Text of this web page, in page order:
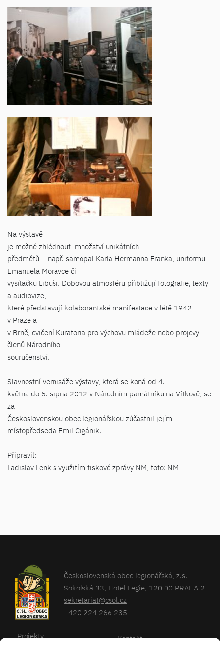
Na výstavě
je možné zhlédnout množství unikátních
předmětů – např. samopal Karla Hermanna Franka, uniformu
Emanuela Moravce či
vysílačku Libuši. Dobovou atmosféru přibližují fotografie, texty
a audiovize,
které představují kolaborantské manifestace v létě 1942
v Praze a
v Brně, cvičení Kuratoria pro výchovu mládeže nebo projevy
členů Národního
souručenství.
Slavnostní vernisáže výstavy, která se koná od 4.
května do 5. srpna 2012 v Národním památníku na Vítkově, se
za
Československou obec legionářskou zúčastnil jejím
místopředseda Emil Cigánik.
Připravil:
Ladislav Lenk s využitím tiskové zprávy NM, foto: NM
Československá obec legionářská, z.s.
Sokolská 33, Hotel Legie, 120 00 PRAHA 2
sekretariat@csol.cz
+420 224 266 235
Projekty Kontakt